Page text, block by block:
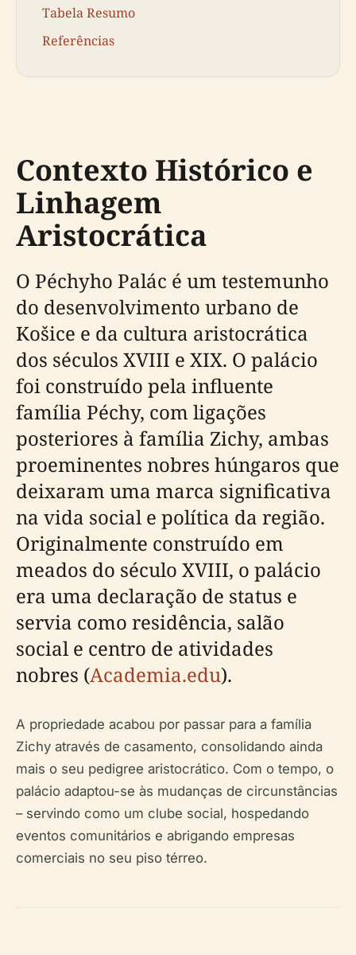
Tabela Resumo
Referências
Contexto Histórico e
Linhagem
Aristocrática
O Péchyho Palác é um testemunho
do desenvolvimento urbano de
Košice e da cultura aristocrática
dos séculos XVIII e XIX. O palácio
foi construído pela influente
família Péchy, com ligações
posteriores à família Zichy, ambas
proeminentes nobres húngaros que
deixaram uma marca significativa
na vida social e política da região.
Originalmente construído em
meados do século XVIII, o palácio
era uma declaração de status e
servia como residência, salão
social e centro de atividades
nobres (Academia.edu).
A propriedade acabou por passar para a família
Zichy através de casamento, consolidando ainda
mais o seu pedigree aristocrático. Com o tempo, o
palácio adaptou-se às mudanças de circunstâncias
– servindo como um clube social, hospedando
eventos comunitários e abrigando empresas
comerciais no seu piso térreo.